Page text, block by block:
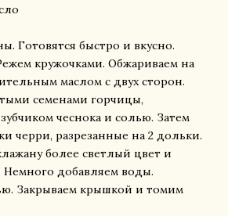
Готовятся быстро и вкусно.
кружочками. Обжариваем на
маслом с двух сторон.
семенами горчицы,
чеснока и солью. Затем
черри, разрезанные на 2 дольки.
более светлый цвет и
добавляем воды.
Закрываем крышкой и томим